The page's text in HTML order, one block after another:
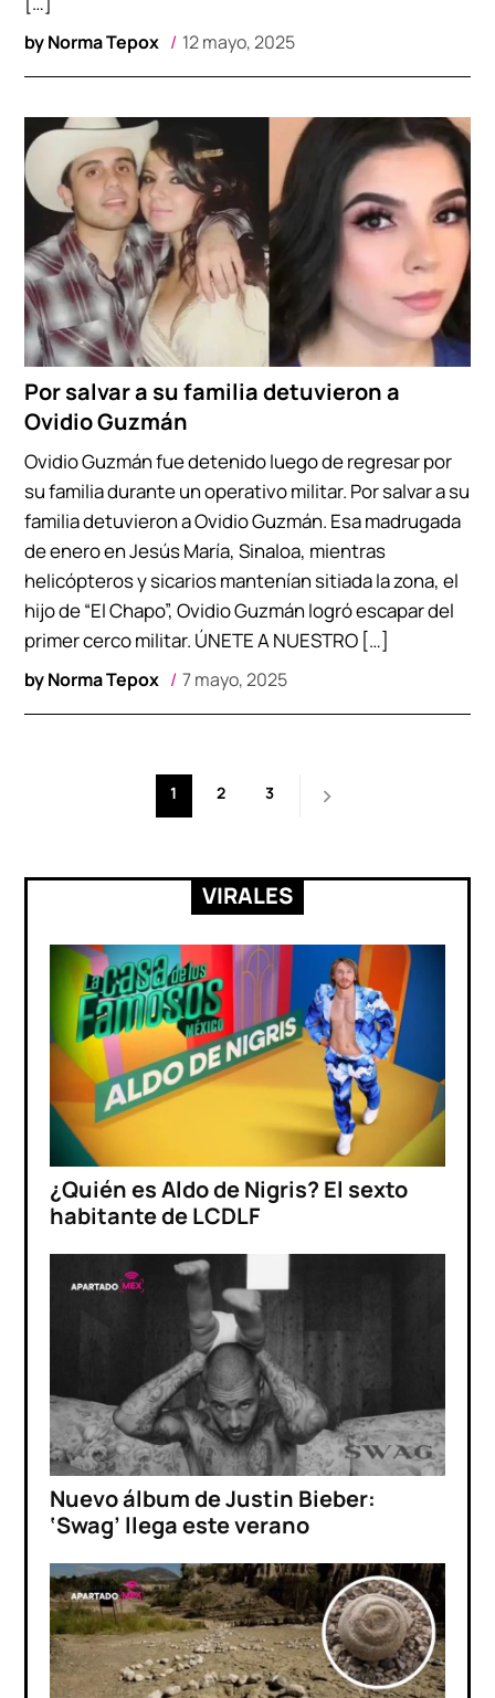
byNorma Tepox 12 mayo, 2025
Por salvar a su familia detuvieron a
Ovidio Guzmán
byNorma Tepox 7 mayo, 2025
Ovidio Guzmán fue detenido luego de regresar por
su familia durante un operativo militar. Por salvar a su
familia detuvieron a Ovidio Guzmán. Esa madrugada
de enero en Jesús María, Sinaloa, mientras
helicópteros y sicarios mantenían sitiada la zona, el
hijo de “El Chapo”, Ovidio Guzmán logró escapar del
primer cerco militar. ÚNETE A NUESTRO […]
Paginación
1 2 3
VIRALES
¿Quién es Aldo de Nigris? El sexto
habitante de LCDLF
Nuevo álbum de Justin Bieber:
‘Swag’ llega este verano